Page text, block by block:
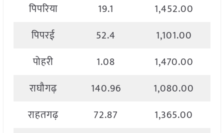
पिपरिया
19.1
1,452.00
पिपरई
52.4
1,101.00
पोहरी
1.08
1,470.00
राघौगढ़
140.96
1,080.00
राहतगढ़
72.87 1,365.00